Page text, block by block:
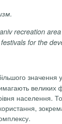
recreation
for the